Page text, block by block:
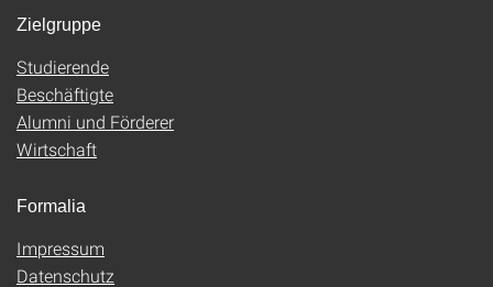
Zielgruppe
Studierende
Beschäftigte
Alumni und Förderer
Wirtschaft
Formalia
Impressum
Datenschutz